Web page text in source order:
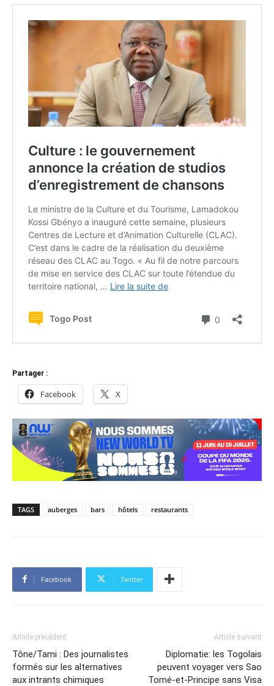
Partager :
Facebook X
TAGS auberges bars hôtels restaurants
Facebook Twitter
Article précédent
Tône/Tami : Des journalistes
formés sur les alternatives
aux intrants chimiques
Article suivant
Diplomatie: les Togolais
peuvent voyager vers Sao
Tomé-et-Principe sans Visa